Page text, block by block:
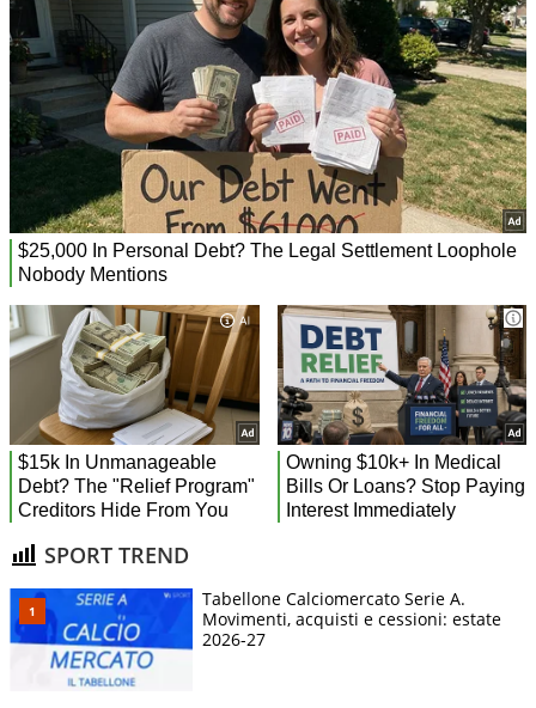
SPORT TREND
Tabellone Calciomercato Serie A.
Movimenti, acquisti e cessioni: estate
2026-27